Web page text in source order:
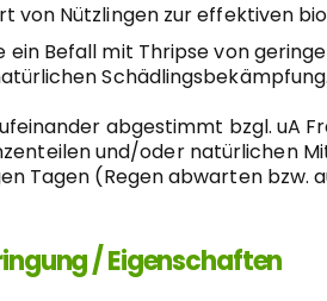
von Nützlingen zur effektiven
Befall mit Thripse von
Schädlingsbekämpfung.
abgestimmt bzgl. uA
und/oder natürlichen
Tagen (Regen abwarten
/ Eigenschaften